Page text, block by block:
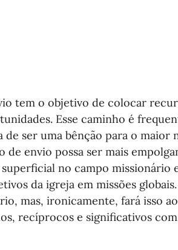
tem o objetivo de colocar
Esse caminho é
ser uma bênção para o maior
de envio possa ser mais
no campo missionário
da igreja em missões
mas, ironicamente, fará isso
recíprocos e significativos